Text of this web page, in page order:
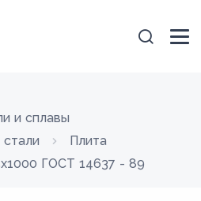
и сплавы
Плита
ГОСТ 14637 - 89